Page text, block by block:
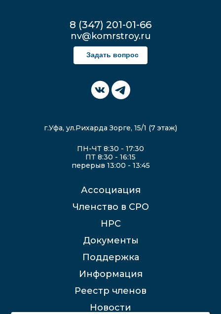
8 (347) 201-01-66
nv@komrstroy.ru
Задать вопрос
г.Уфа, ул.Рихарда Зорге, 15/1 (7 этаж)
ПН-ЧТ 8:30 - 17:30
ПТ 8:30 - 16:15
перерыв 13:00 - 13:45
Ассоциация
Членство в СРО
НРС
Документы
Поддержка
Информация
Реестр членов
Новости